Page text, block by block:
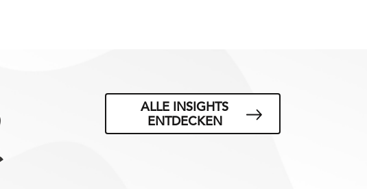
ALLE INSIGHTS
ENTDECKEN